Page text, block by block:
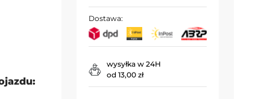
Dostawa:
wysyłka w 24H
od 13,00 zł